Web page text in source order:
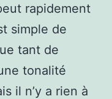
rapidement
simple de
tant de
tonalité
il n’y a rien à